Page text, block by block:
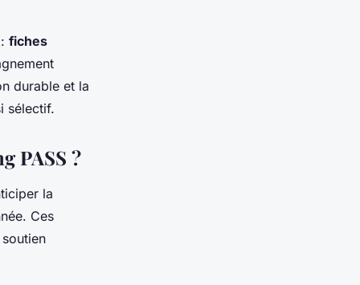
fiches
durable et la
sélectif.
PASS ?
la
Ces